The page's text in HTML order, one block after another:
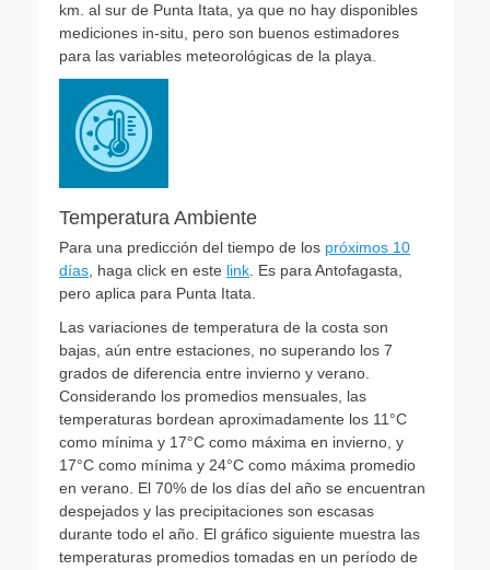
km. al sur de Punta Itata, ya que no hay disponibles
mediciones in-situ, pero son buenos estimadores
para las variables meteorológicas de la playa.
Temperatura Ambiente
Para una predicción del tiempo de los próximos 10
días , haga click en este link . Es para Antofagasta,
pero aplica para Punta Itata.
Las variaciones de temperatura de la costa son
bajas, aún entre estaciones, no superando los 7
grados de diferencia entre invierno y verano.
Considerando los promedios mensuales, las
temperaturas bordean aproximadamente los 11°C
como mínima y 17°C como máxima en invierno, y
17°C como mínima y 24°C como máxima promedio
en verano. El 70% de los días del año se encuentran
despejados y las precipitaciones son escasas
durante todo el año. El gráfico siguiente muestra las
temperaturas promedios tomadas en un período de